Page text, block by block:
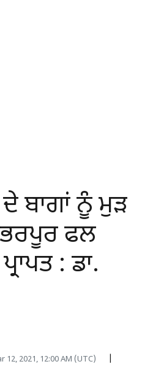
ਬਾਗਾਂ ਨੂੰ ਮੁੜ
ਫਲ
: ਡਾ.
12, 2021, 12:00 AM (UTC)